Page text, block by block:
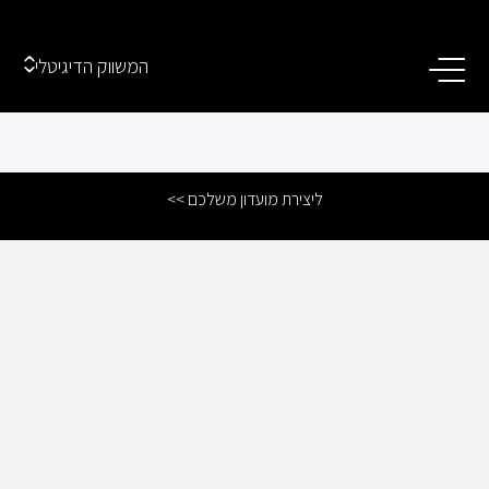
המשווק הדיגיטלי
ליצירת מועדון משלכם >>